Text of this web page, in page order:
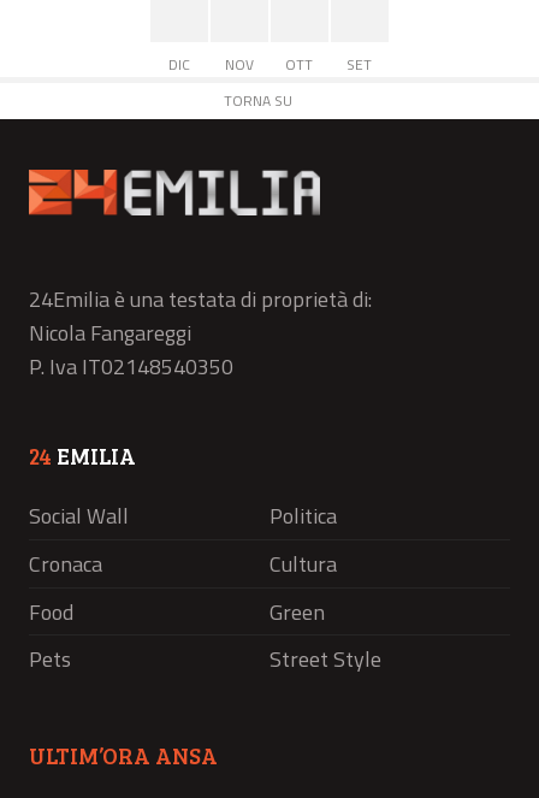
DIC NOV OTT
SET
TORNA SU
24Emilia è una testata di proprietà di:
Nicola Fangareggi
P. Iva IT02148540350
24 EMILIA
Social Wall
Politica
Cronaca
Cultura
Food
Green
Pets
Street Style
ULTIM’ORA ANSA